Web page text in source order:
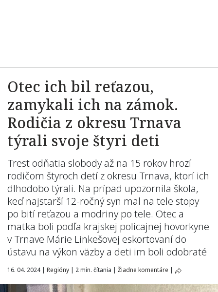
Otec ich bil reťazou,
zamykali ich na zámok.
Rodičia z okresu Trnava
týrali svoje štyri deti
Trest odňatia slobody až na 15 rokov hrozí
rodičom štyroch detí z okresu Trnava, ktorí ich
dlhodobo týrali. Na prípad upozornila škola,
keď najstarší 12-ročný syn mal na tele stopy
po bití reťazou a modriny po tele. Otec a
matka boli podľa krajskej policajnej hovorkyne
v Trnave Márie Linkešovej eskortovaní do
ústavu na výkon väzby a deti im boli odobraté
16. 04. 2024 | Regióny | 2 min. čítania | Žiadne komentáre |